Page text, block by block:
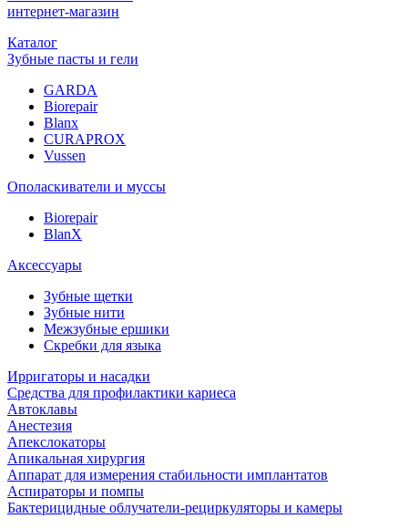
интернет-магазин
Каталог
Зубные пасты и гели
GARDA
Biorepair
Blanx
CURAPROX
Vussen
Ополаскиватели и муссы
Biorepair
BlanX
Аксессуары
Зубные щетки
Зубные нити
Межзубные ершики
Скребки для языка
Ирригаторы и насадки
Средства для профилактики кариеса
Автоклавы
Анестезия
Апекслокаторы
Апикальная хирургия
Аппарат для измерения стабильности имплантатов
Аспираторы и помпы
Бактерицидные облучатели-рециркуляторы и камеры